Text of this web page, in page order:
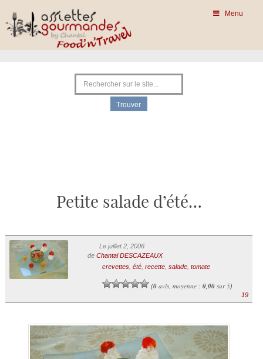
Menu
Petite salade d’été…
Le juillet 2, 2006
de Chantal DESCAZEAUX
crevettes, été, recette, salade, tomate
(0avis, moyenne : 0,00sur 5)
19